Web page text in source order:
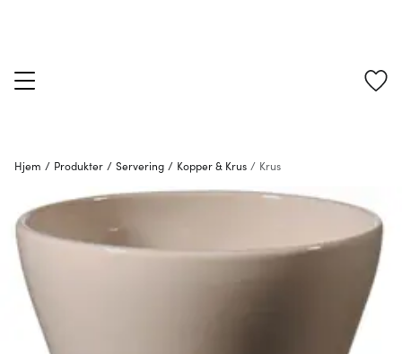
Hjem / Produkter / Servering / Kopper & Krus / Krus